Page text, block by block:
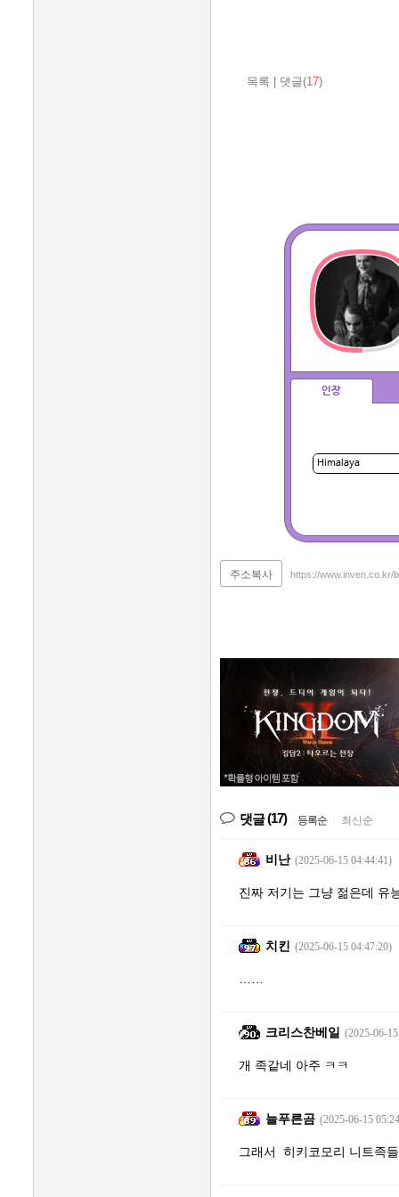
목록 댓글(17)
인장
주소복사 https://www.inven.co.kr/
댓글(17) 등록순 최신순
비난 (2025-06-15 04:44:41)
진짜 저기는 그냥 젊은데 유
치킨 (2025-06-15 04:47:20)
크리스찬베일 (2025-06-
개 족같네 아주 ㅋㅋ
늘푸른곰 (2025-06-15
그래서 히키코모리 니트족